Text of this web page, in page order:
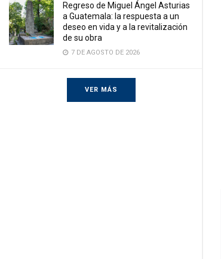
Regreso de Miguel Ángel Asturias
a Guatemala: la respuesta a un
deseo en vida y a la revitalización
de su obra
7 DE AGOSTO DE 2026
VER MÁS